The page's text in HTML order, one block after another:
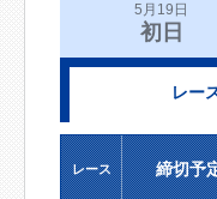
5月19日
初日
レー
レース
締切予